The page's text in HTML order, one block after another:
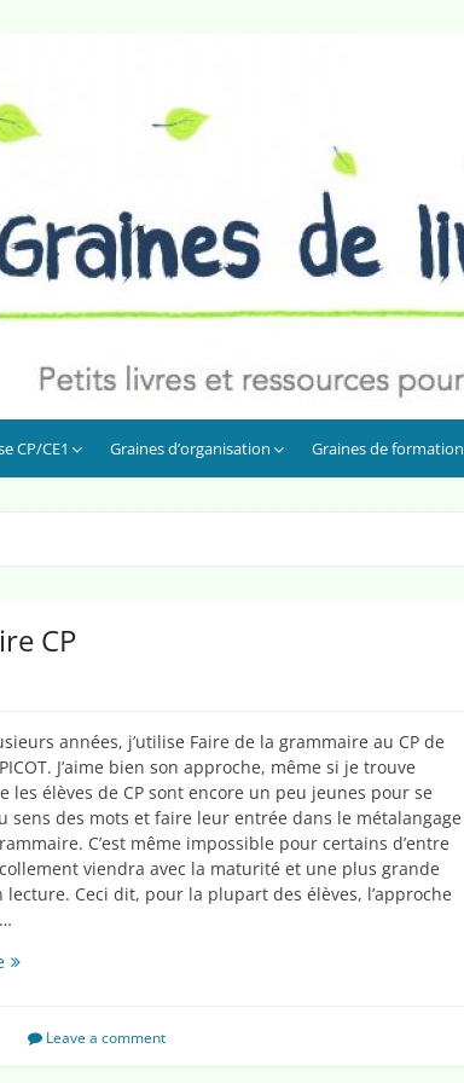
CP/CE1 Graines d’organisation Graines de formation
CP
années, j’utilise Faire de la grammaire au CP de
J’aime bien son approche, même si je trouve
les élèves de CP sont encore un peu jeunes pour se
sens des mots et faire leur entrée dans le métalangage
C’est même impossible pour certains d’entre
viendra avec la maturité et une plus grande
lecture. Ceci dit, pour la plupart des élèves, l’approche
Une
grammaire
Leave a comment